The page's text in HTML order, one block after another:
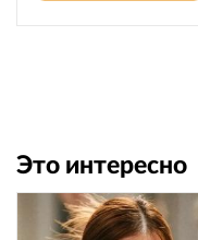
Это интересно